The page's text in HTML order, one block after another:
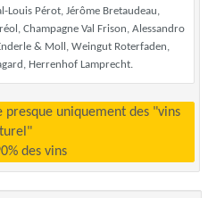
Louis Pérot, Jérôme Bretaudeau,
Champagne Val Frison, Alessandro
& Moll, Weingut Roterfaden,
Herrenhof Lamprecht.
des vins